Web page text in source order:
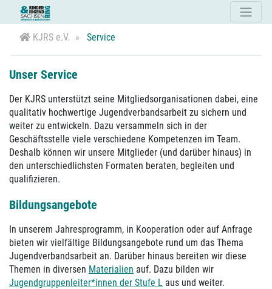
KJRS e.V. Service
Unser Service
Der KJRS unterstützt seine Mitgliedsorganisationen dabei, eine
qualitativ hochwertige Jugendverbandsarbeit zu sichern und
weiter zu entwickeln. Dazu versammeln sich in der
Geschäftsstelle viele verschiedene Kompetenzen im Team.
Deshalb können wir unsere Mitglieder (und darüber hinaus) in
den unterschiedlichsten Formaten beraten, begleiten und
qualifizieren.
Bildungsangebote
In unserem Jahresprogramm, in Kooperation oder auf Anfrage
bieten wir vielfältige Bildungsangebote rund um das Thema
Jugendverbandsarbeit an. Darüber hinaus bereiten wir diese
Themen in diversen Materialien auf. Dazu bilden wir
Jugendgruppenleiter*innen der Stufe L aus und weiter.